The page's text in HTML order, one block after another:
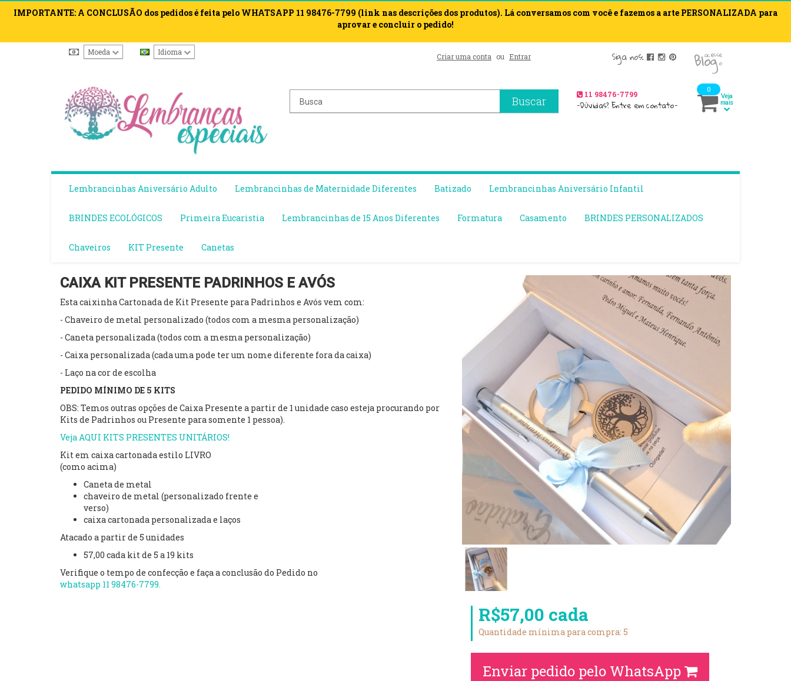
IMPORTANTE: A CONCLUSÃO dos pedidos é feita pelo WHATSAPP 11 98476-7799 (link nas descrições dos produtos). Lá conversamos com você e fazemos a arte PERSONALIZADA para
aprovar e concluir o pedido!
Moeda Idioma Criar uma conta ou Entrar Siga nos: acesse
o
blog
Buscar 11 98476-7799
-Dúvidas? Entre em contato-
0
Veja
mais
Lembrancinhas Aniversário Adulto Lembrancinhas de Maternidade Diferentes Batizado Lembrancinhas Aniversário Infantil
BRINDES ECOLÓGICOS Primeira Eucaristia Lembrancinhas de 15 Anos Diferentes Formatura Casamento BRINDES PERSONALIZADOS
Chaveiros KIT Presente Canetas
CAIXA KIT PRESENTE PADRINHOS E AVÓS
Esta caixinha Cartonada de Kit Presente para Padrinhos e Avós vem com:
- Chaveiro de metal personalizado (todos com a mesma personalização)
- Caneta personalizada (todos com a mesma personalização)
- Caixa personalizada (cada uma pode ter um nome diferente fora da caixa)
- Laço na cor de escolha
PEDIDO MÍNIMO DE 5 KITS
OBS: Temos outras opções de Caixa Presente a partir de 1 unidade caso esteja procurando por
Kits de Padrinhos ou Presente para somente 1 pessoa).
Veja AQUI KITS PRESENTES UNITÁRIOS!
Kit em caixa cartonada estilo LIVRO
(como acima)
Caneta de metal
chaveiro de metal (personalizado frente e
verso)
caixa cartonada personalizada e laços
Atacado a partir de 5 unidades
57,00 cada kit de 5 a 19 kits
Verifique o tempo de confecção e faça a conclusão do Pedido no
whatsapp 11 98476-7799.
R$57,00 cada
Quantidade mínima para compra: 5
Enviar pedido pelo WhatsApp